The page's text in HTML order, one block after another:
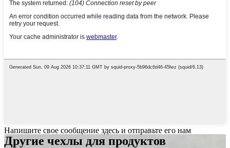
Напишите свое сообщение здесь и отправьте его нам
Другие чехлы для продуктов